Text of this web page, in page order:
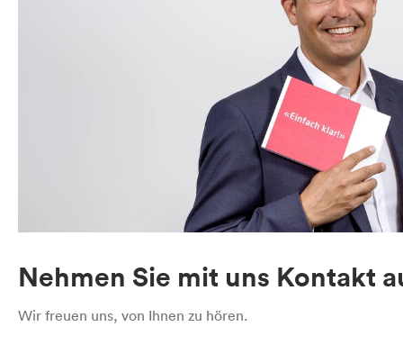
Nehmen Sie mit uns Kontakt
Wir freuen uns, von Ihnen zu hören.